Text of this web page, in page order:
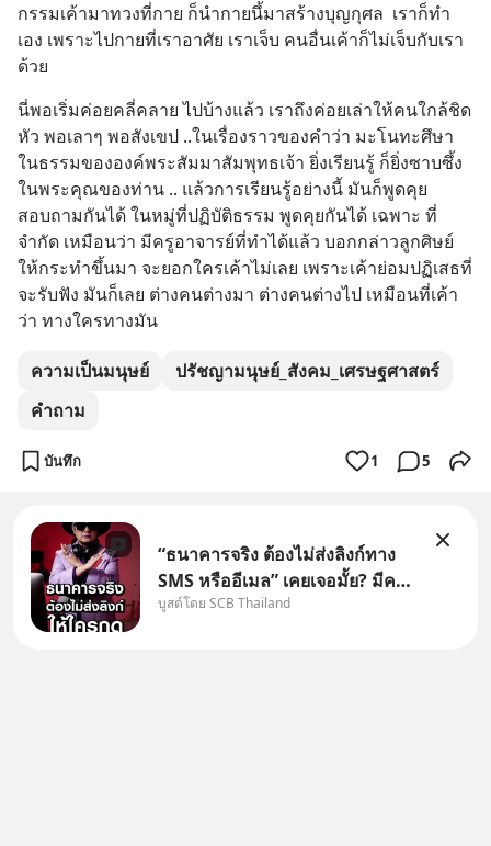
กรรมเค้ามาทวงที่กาย ก็นำกายนึ้มาสร้างบุญกุศล  เราก็ทำ
เอง เพราะไปกายที่เราอาศัย เราเจ็บ คนอื่นเค้าก็ไม่เจ็บกับเรา
ด้วย
นี่พอเริ่มค่อยคลี่คลาย ไปบ้างแล้ว เราถึงค่อยเล่าให้คนใกล้ชิด
หัว พอเลาๆ พอสังเขป ..ในเรื่องราวของคำว่า มะโนทะศึษา
ในธรรมขององค์พระสัมมาสัมพุทธเจ้า ยิ่งเรียนรู้ ก็ยิ่งซาบซึ้ง
ในพระคุณของท่าน .. แล้วการเรียนรู้อย่างนี้ มันก็พูดคุย
สอบถามกันได้ ในหมู่ที่ปฏิบัติธรรม พูดคุยกันได้ เฉพาะ ที่
จำกัด เหมือนว่า มีครูอาจารย์ที่ทำได้แล้ว บอกกล่าวลูกศิษย์
ให้กระทำขึ้นมา จะยอกใครเค้าไม่เลย เพราะเค้าย่อมปฏิเสธที่
จะรับฟัง มันก็เลย ต่างคนต่างมา ต่างคนต่างไป เหมือนที่เค้า
ว่า ทางใครทางมัน
ความเป็นมนุษย์
ปรัชญามนุษย์_สังคม_เศรษฐศาสตร์
คำถาม
บันทึก 1 5
“ธนาคารจริง ต้องไม่ส่งลิงก์ทาง
SMS หรืออีเมล” เคยเจอมั้ย? มีคน
อ้างว่าโทรจากธนาคาร บอกว่า
บูสต์โดย SCB Thailand